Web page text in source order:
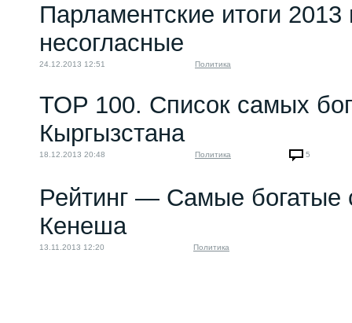
Парламентские итоги 2013
несогласные
24.12.2013 12:51 Политика
TOP 100. Список самых
Кыргызстана
18.12.2013 20:48 Политика 5
Рейтинг — Самые богатые
Кенеша
13.11.2013 12:20 Политика